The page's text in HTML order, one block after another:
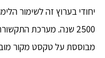
יחודי בערוץ זה לשימור
2500 שנה. מערכת
מבוססת על טקסט מקור